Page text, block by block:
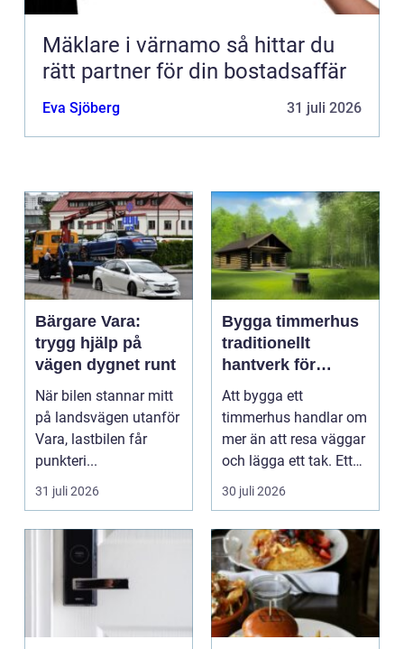
Mäklare i värnamo så hittar du
rätt partner för din bostadsaffär
Eva Sjöberg 31 juli 2026
Bärgare Vara:
trygg hjälp på
vägen dygnet runt
När bilen stannar mitt
på landsvägen utanför
Vara, lastbilen får
punkteri...
31 juli 2026
Bygga timmerhus
traditionellt
hantverk för
moderna behov
Att bygga ett
timmerhus handlar om
mer än att resa väggar
och lägga ett tak. Ett
timmerhus är ett lå...
30 juli 2026